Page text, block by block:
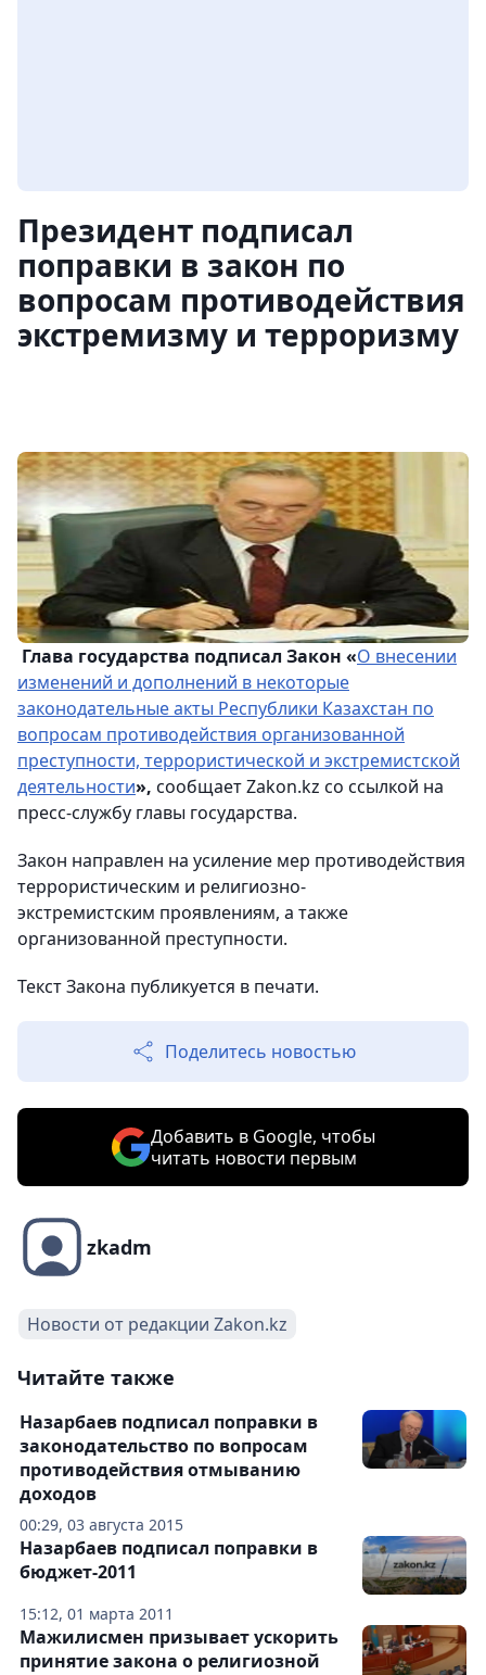
Президент подписал
поправки в закон по
вопросам противодействия
экстремизму и терроризму
Глава государства подписал Закон «О внесении
изменений и дополнений в некоторые
законодательные акты Республики Казахстан по
вопросам противодействия организованной
преступности, террористической и экстремистской
деятельности», сообщает Zakon.kz со ссылкой на
пресс-службу главы государства.
Закон направлен на усиление мер противодействия
террористическим и религиозно-
экстремистским проявлениям, а также
организованной преступности.
Текст Закона публикуется в печати.
Поделитесь новостью
Добавить в Google, чтобы
читать новости первым
zkadm
Новости от редакции Zakon.kz
Читайте также
00:29, 03 августа 2015
Назарбаев подписал поправки в
законодательство по вопросам
противодействия отмыванию
доходов
15:12, 01 марта 2011
Назарбаев подписал поправки в
бюджет-2011
Мажилисмен призывает ускорить
принятие закона о религиозной